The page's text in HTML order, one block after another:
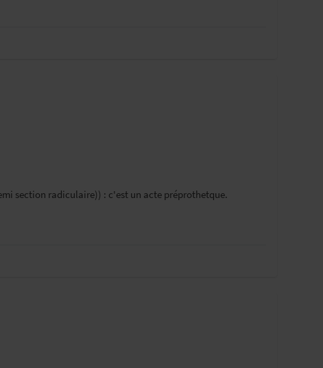
section radiculaire)) : c'est un acte préprothetque.